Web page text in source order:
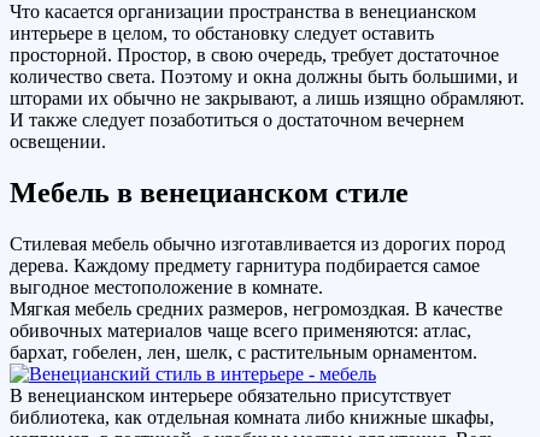
Что касается организации пространства в венецианском
интерьере в целом, то обстановку следует оставить
просторной. Простор, в свою очередь, требует достаточное
количество света. Поэтому и окна должны быть большими, и
шторами их обычно не закрывают, а лишь изящно обрамляют.
И также следует позаботиться о достаточном вечернем
освещении.
Мебель в венецианском стиле
Стилевая мебель обычно изготавливается из дорогих пород
дерева. Каждому предмету гарнитура подбирается самое
выгодное местоположение в комнате.
Мягкая мебель средних размеров, негромоздкая. В качестве
обивочных материалов чаще всего применяются: атлас,
бархат, гобелен, лен, шелк, с растительным орнаментом.
В венецианском интерьере обязательно присутствует
библиотека, как отдельная комната либо книжные шкафы,